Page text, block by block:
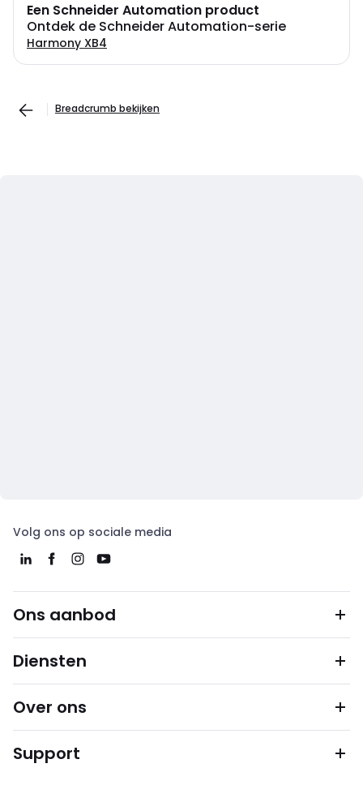
Een Schneider Automation product
Ontdek de Schneider Automation-serie
Harmony XB4
Breadcrumb bekijken
Volg ons op sociale media
Ons aanbod
Diensten
Over ons
Support